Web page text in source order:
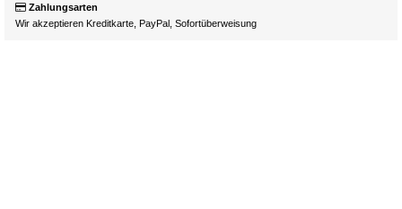
Zahlungsarten
Wir akzeptieren Kreditkarte, PayPal, Sofortüberweisung